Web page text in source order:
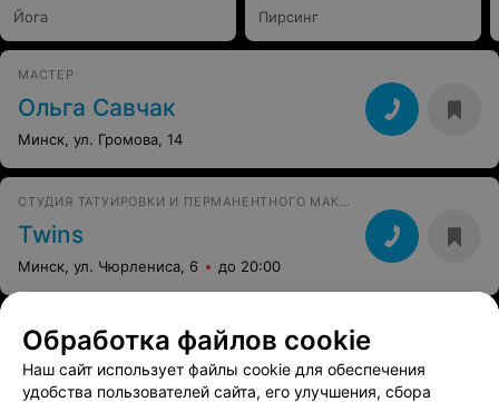
Йога Пирсинг
МАСТЕР
Ольга Савчак
Минск, ул. Громова, 14
СТУДИЯ ТАТУИРОВКИ И ПЕРМАНЕНТНОГО МАКИЯЖА
Twins
Минск, ул. Чюрлениса, 6 до 20:00
Обработка файлов cookie
Наш сайт использует файлы cookie для обеспечения
удобства пользователей сайта, его улучшения, сбора